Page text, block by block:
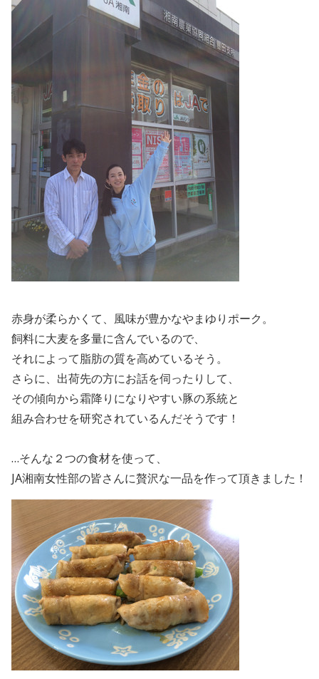
赤身が柔らかくて、風味が豊かなやまゆりポーク。
飼料に大麦を多量に含んでいるので、
それによって脂肪の質を高めているそう。
さらに、出荷先の方にお話を伺ったりして、
その傾向から霜降りになりやすい豚の系統と
組み合わせを研究されているんだそうです！
…そんな２つの食材を使って、
JA湘南女性部の皆さんに贅沢な一品を作って頂きました！